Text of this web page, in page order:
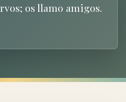
os llamo amigos.